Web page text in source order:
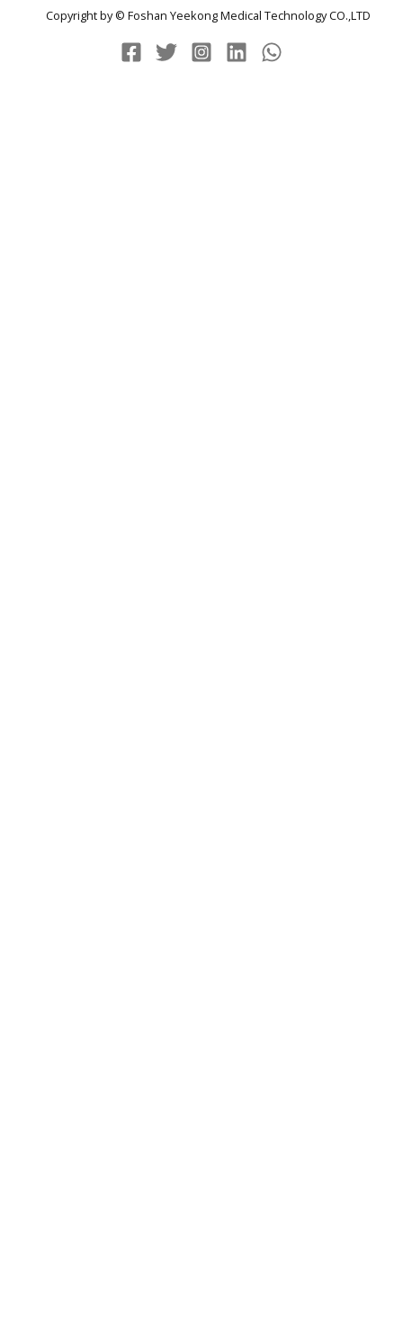
Copyright by © Foshan Yeekong Medical Technology CO.,LTD